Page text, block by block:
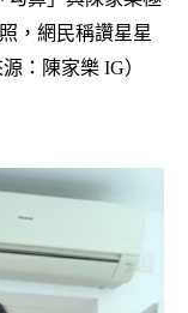
，網民稱讚星星
：陳家樂 IG）